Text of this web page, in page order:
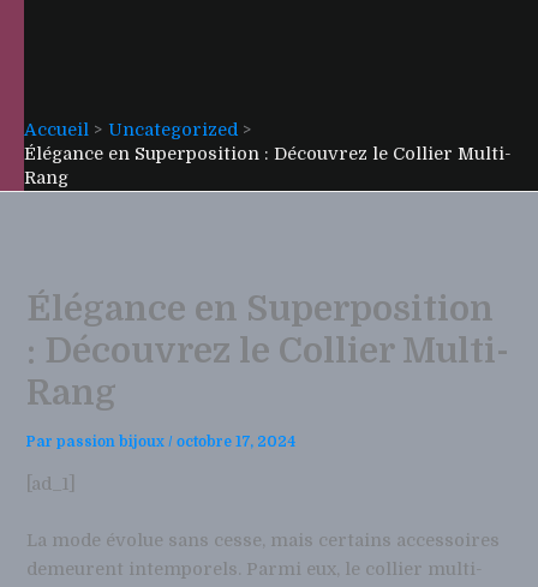
Accueil
Uncategorized
Élégance en Superposition : Découvrez le Collier Multi-
Rang
Élégance en Superposition
: Découvrez le Collier Multi-
Rang
Parpassion bijoux/octobre 17, 2024
[ad_1]
La mode évolue sans cesse, mais certains accessoires
demeurent intemporels. Parmi eux, le collier multi-